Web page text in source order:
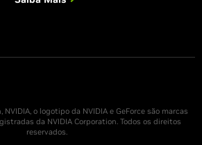
NVIDIA, o logotipo da NVIDIA e GeForce são marcas
da NVIDIA Corporation. Todos os direitos
reservados.